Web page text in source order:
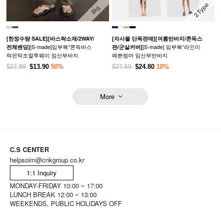
[한정수량 SALE][바스락소재/2WAY/
전체밴딩][S-made]임부복*쫀득바스
락핀턱조절투웨이 임산부바지
$27.90 $13.90 50%
[자사몰 단독판매][여름반바지/쫀득스
판/군살커버][S-made] 임부복*라인이
예쁜썸머 임산부반바지
$27.60 $24.80 10%
More
C.S CENTER
helpsoim@cnkgroup.co.kr
1:1 Inquiry
MONDAY-FRIDAY 10:00 ~ 17:00
LUNCH BREAK 12:00 ~ 13:00
WEEKENDS, PUBLIC HOLIDAYS OFF